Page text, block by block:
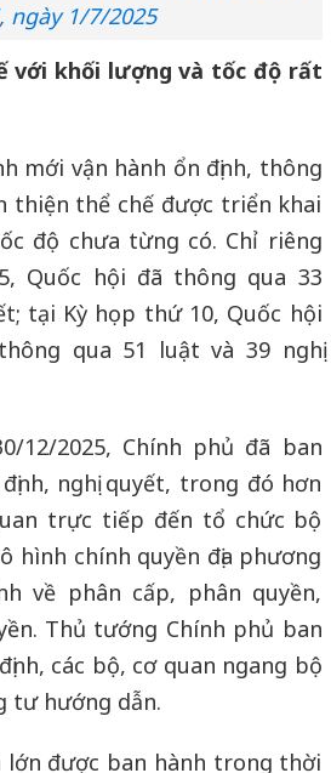
ngày 1/7/2025
với khối lượng và tốc độ rất
mới vận hành ổn định, thông
thiện thể chế được triển khai
độ chưa từng có. Chỉ riêng
Quốc hội đã thông qua 33
tại Kỳ họp thứ 10, Quốc hội
qua 51 luật và 39 nghị
12/2025, Chính phủ đã ban
nghị quyết, trong đó hơn
trực tiếp đến tổ chức bộ
hình chính quyền địa phương
về phân cấp, phân quyền,
Thủ tướng Chính phủ ban
các bộ, cơ quan ngang bộ
tư hướng dẫn.
lớn được ban hành trong thời